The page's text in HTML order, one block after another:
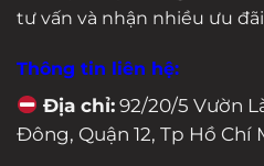
tư vấn và nhận nhiều ưu
Thông tin liên hệ:
Địa chỉ: 92/20/5 Vườn
Đông, Quận 12, Tp Hồ Chí